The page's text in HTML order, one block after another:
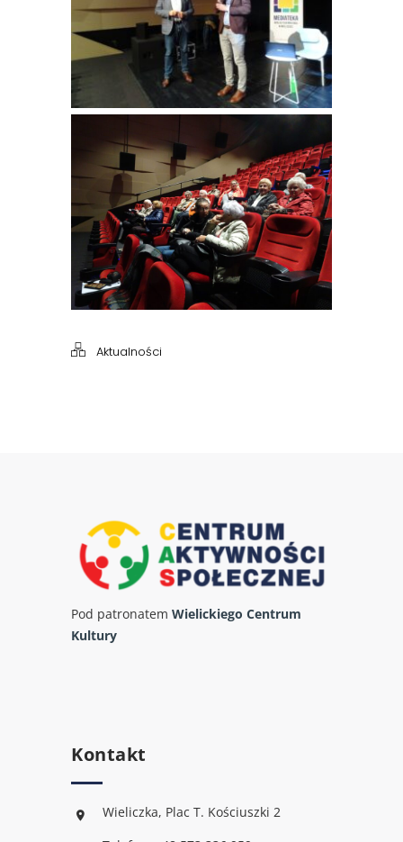
Aktualności
Pod patronatem Wielickiego Centrum
Kultury
Kontakt
Wieliczka, Plac T. Kościuszki 2